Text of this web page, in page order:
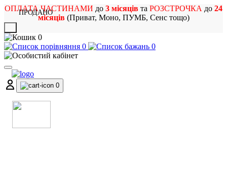
ОПЛАТА ЧАСТИНАМИ до 3 місяців та РОЗСТРОЧКА до 24
місяців(Приват, Моно, ПУМБ, Сенс тощо)
0
0
0
0
ПРОДАНО